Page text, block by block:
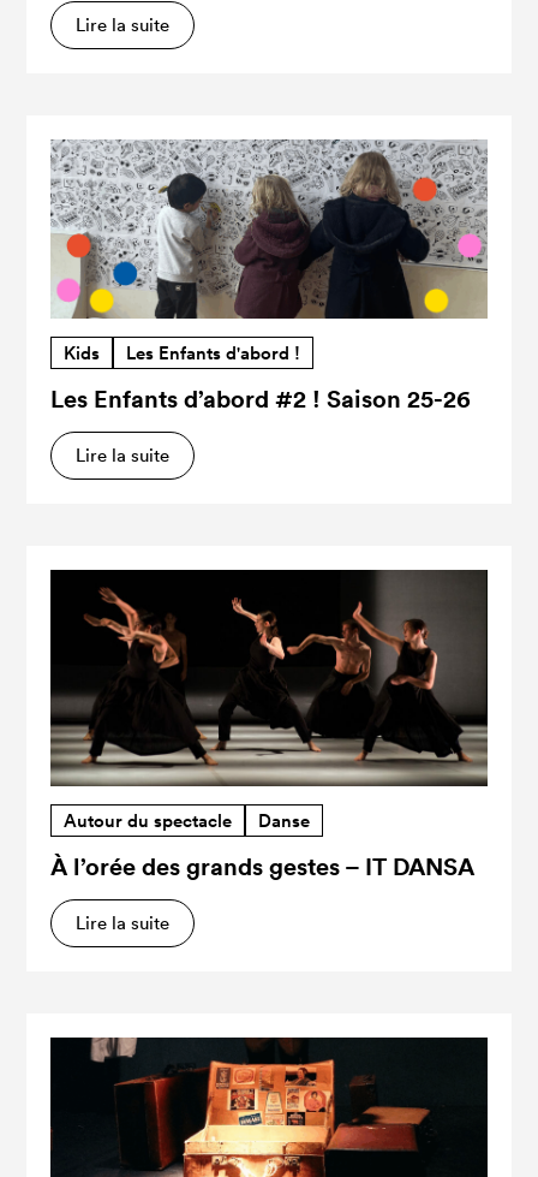
Lire la suite
Kids Les Enfants d'abord !
Les Enfants d’abord #2 ! Saison 25-26
Lire la suite
Autour du spectacle Danse
À l’orée des grands gestes – IT DANSA
Lire la suite